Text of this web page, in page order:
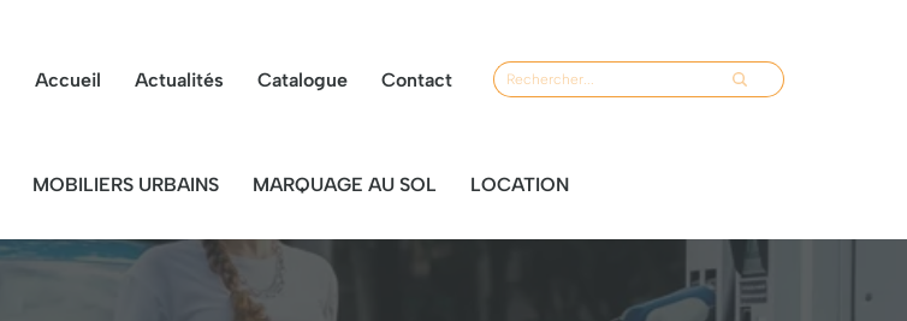
Accueil Actualités Catalogue Contact
MOBILIERS URBAINS MARQUAGE AU SOL LOCATION